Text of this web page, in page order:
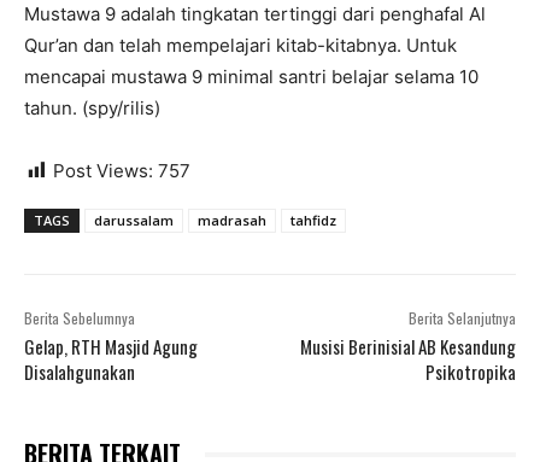
Mustawa 9 adalah tingkatan tertinggi dari penghafal Al
Qur’an dan telah mempelajari kitab-kitabnya. Untuk
mencapai mustawa 9 minimal santri belajar selama 10
tahun. (spy/rilis)
Post Views: 757
TAGS da­rus­salam madrasah tahfidz
Berita Sebelumnya
Gelap, RTH Masjid Agung
Disalahgunakan
Berita Selanjutnya
Musisi Berinisial AB Kesandung
Psikotropika
BERITA TERKAIT